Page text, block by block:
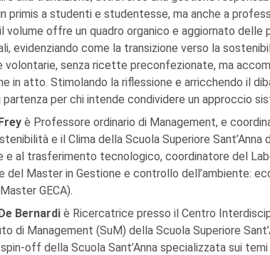
primis a studenti e studentesse, ma anche a
volume offre un quadro organico e aggiornato
evidenziando come la transizione verso la
volontarie, senza ricette preconfezionate, ma
in atto. Stimolando la riflessione e arricchendo il
partenza per chi intende condividere un approccio
è Professore ordinario di Management, e
e il Clima della Scuola Superiore
e al trasferimento tecnologico, coordinatore del
del Master in Gestione e controllo dell’ambiente:
GECA).
Bernardi è Ricercatrice presso il Centro
di Management (SuM) della Scuola Superiore
off della Scuola Sant’Anna specializzata sui